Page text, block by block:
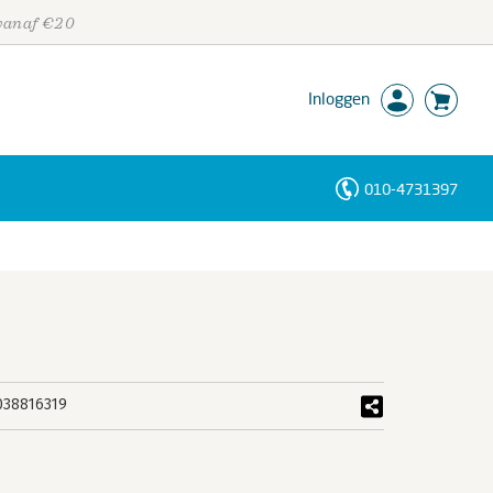
€20
Inloggen
010-4731397
Personen